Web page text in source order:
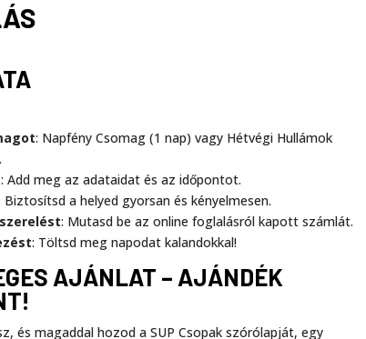
: Napfény Csomag (1 nap) vagy Hétvégi Hullámok
: Add meg az adataidat és az időpontot.
Biztosítsd a helyed gyorsan és kényelmesen.
: Mutasd be az online foglalásról kapott számlát.
: Töltsd meg napodat kalandokkal!
AJÁNLAT – AJÁNDÉK
és magaddal hozod a SUP Csopak szórólapját, egy